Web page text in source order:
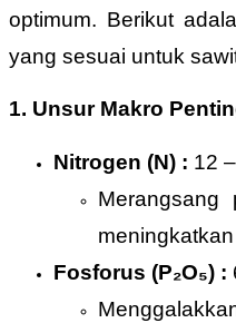
optimum. Berikut
yang sesuai untuk
1. Unsur Makro
Nitrogen (N) : 12
Merangsang
Fosforus (P₂O₅) :